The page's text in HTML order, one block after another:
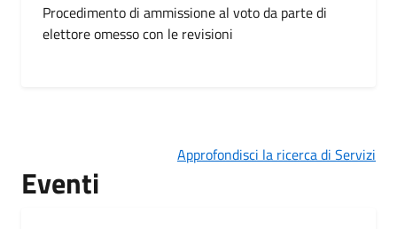
Procedimento di ammissione al voto da parte di
elettore omesso con le revisioni
Approfondisci la ricerca di Servizi
Eventi